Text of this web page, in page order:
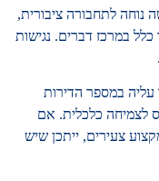
נוחה לתחבורה ציבורית,
במרכז דברים. נגישות
עליה במספר הדירות
לצמיחה כלכלית. אם
צעירים, ייתכן שיש